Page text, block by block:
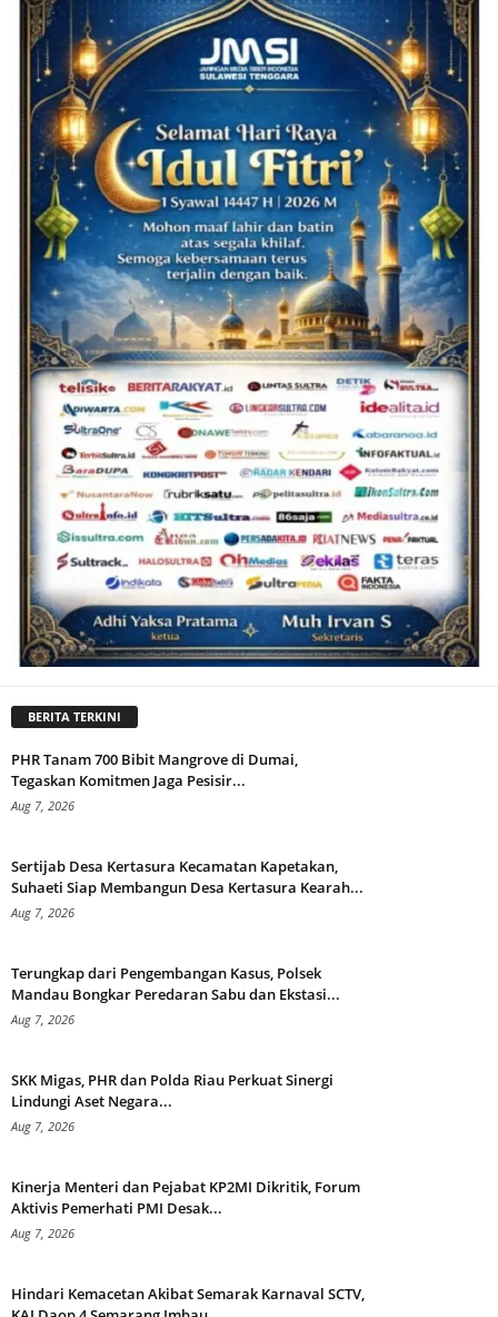
BERITA TERKINI
PHR Tanam 700 Bibit Mangrove di Dumai,
Tegaskan Komitmen Jaga Pesisir...
Aug 7, 2026
Sertijab Desa Kertasura Kecamatan Kapetakan,
Suhaeti Siap Membangun Desa Kertasura Kearah...
Aug 7, 2026
Terungkap dari Pengembangan Kasus, Polsek
Mandau Bongkar Peredaran Sabu dan Ekstasi...
Aug 7, 2026
SKK Migas, PHR dan Polda Riau Perkuat Sinergi
Lindungi Aset Negara...
Aug 7, 2026
Kinerja Menteri dan Pejabat KP2MI Dikritik, Forum
Aktivis Pemerhati PMI Desak...
Aug 7, 2026
Hindari Kemacetan Akibat Semarak Karnaval SCTV,